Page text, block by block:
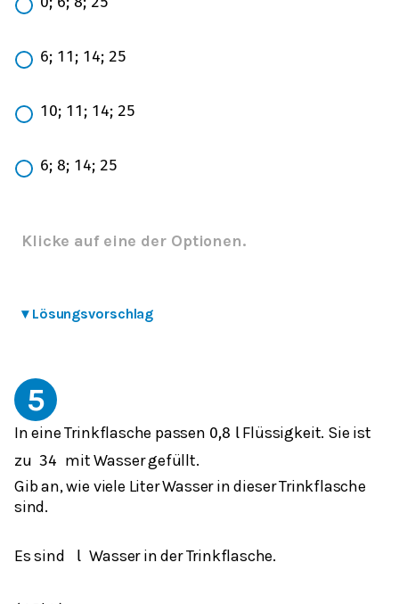
6; 11 ; 14; 25
10; 11 ; 14; 25
6; 8; 14; 25
Klicke auf eine der Optionen.
▾ Lösungsvorschlag
5
In eine Trinkflasche passen 0,8 lFlüssigkeit. Sie ist
zu 34
mit Wasser gefüllt.
Gib an, wie viele Liter Wasser in dieser Trinkflasche
sind.
Es sind l Wasser in der Trinkflasche.